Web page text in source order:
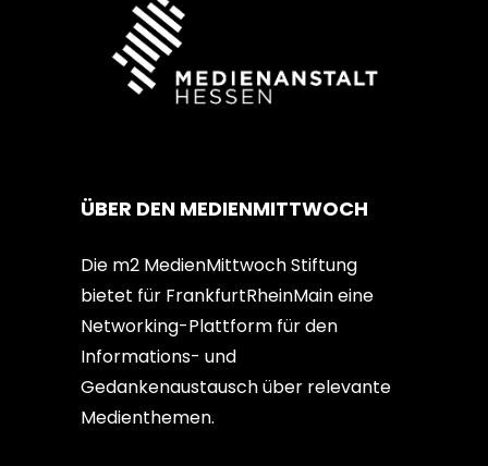
ÜBER DEN MEDIENMITTWOCH
Die m2 MedienMittwoch Stiftung
bietet für FrankfurtRheinMain eine
Networking-Plattform für den
Informations- und
Gedankenaustausch über relevante
Medienthemen.